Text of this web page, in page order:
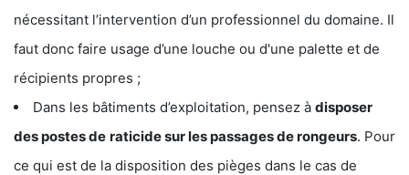
nécessitant l’intervention d’un professionnel du domaine. Il
faut donc faire usage d’une louche ou d'une palette et de
récipients propres ;
Dans les bâtiments d’exploitation, pensez à disposer
des postes de raticide sur les passages de rongeurs. Pour
ce qui est de la disposition des pièges dans le cas de